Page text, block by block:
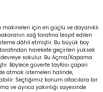
için en güçlü ve dayanıklı
sağ tarafına tespit edilen
dâhil etmiştir. Bu büyük boy
harekete geçirilen yüksek
sokulur. Bu Açma/Kapama
Böylece güverte tayfası çapari
atmak istemeleri halinde,
Seçtiğimiz konum oltacılara bir
ve ayrıca yakınlığı sayesinde